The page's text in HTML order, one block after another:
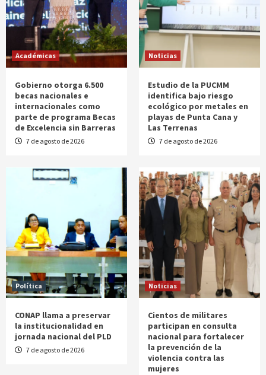
Académicas
Gobierno otorga 6.500
becas nacionales e
internacionales como
parte de programa Becas
de Excelencia sin Barreras
7 de agosto de 2026
Noticias
Estudio de la PUCMM
identifica bajo riesgo
ecológico por metales en
playas de Punta Cana y
Las Terrenas
7 de agosto de 2026
Política
CONAP llama a preservar
la institucionalidad en
jornada nacional del PLD
7 de agosto de 2026
Noticias
Cientos de militares
participan en consulta
nacional para fortalecer
la prevención de la
violencia contra las
mujeres